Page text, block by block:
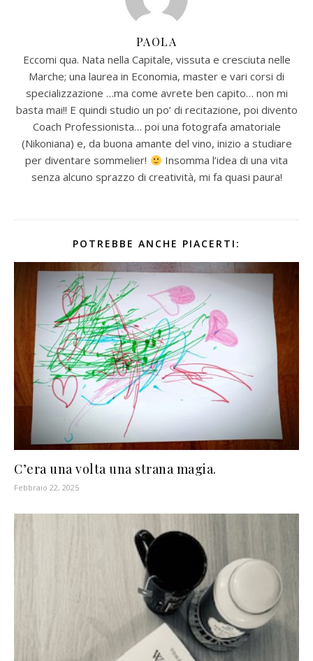
PAOLA
Eccomi qua. Nata nella Capitale, vissuta e cresciuta nelle
Marche; una laurea in Economia, master e vari corsi di
specializzazione …ma come avrete ben capito… non mi
basta mai!! E quindi studio un po’ di recitazione, poi divento
Coach Professionista… poi una fotografa amatoriale
(Nikoniana) e, da buona amante del vino, inizio a studiare
per diventare sommelier!
Insomma l’idea di una vita
senza alcuno sprazzo di creatività, mi fa quasi paura!
POTREBBE ANCHE PIACERTI:
C’era una volta una strana magia.
Febbraio 22, 2025